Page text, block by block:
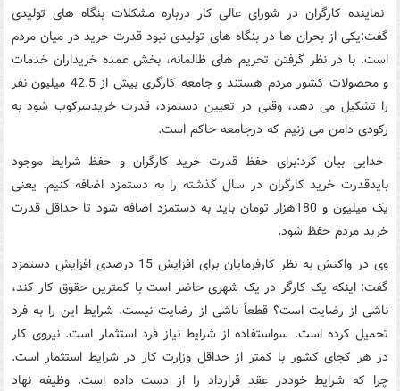
نماینده کارگران در شورای عالی کار درباره مشکلات بنگاه های تولیدی
گفت:یکی از بحران ها در بنگاه های تولیدی نبود قدرت خرید در میان مردم
است. با در نظر گرفتن تحریم های ظالمانه، بخش عمده خریداران خدمات
و محصولات کشور مردم هستند و جامعه کارگری بیش از 42.5 میلیون نفر
را تشکیل می دهد، وقتی در تعیین دستمزد، قدرت خریدسرکوب شود به
رکودی دامن می زنیم که درجامعه حاکم است.
خدایی بیان کرد:برای حفظ قدرت خرید کارگران و حفظ شرایط موجود
بایدقدرت خرید کارگران در سال گذشته را به دستمزد اضافه کنیم. یعنی
یک میلیون و 180هزار تومان باید به دستمزد اضافه شود تا حداقل قدرت
خرید مردم حفظ شود.
وی در واکنش به نظر کارفرمایان برای افزایش 15 درصدی افزایش دستمزد
گفت: اینکه یک کارگر در یک شهری حاضر است با کمترین حقوق کار کند،
ناشی از رضایت است؟ قطعاً ناشی از رضایت نیست. شرایط این را به فرد
تحمیل کرده است. سواستفاده از شرایط نیاز فرد استثمار است. نیروی کار
در هر کجای کشور با کمتر از حداقل وزارت کار در شرایط استثمار است.
چرا که شرایط خوددر عقد قرارداد را از دست داده است. وظیفه نهاد